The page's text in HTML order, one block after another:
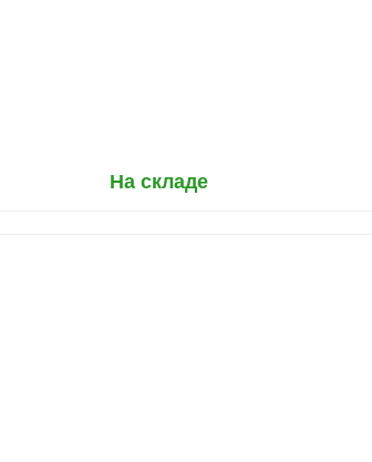
На складе